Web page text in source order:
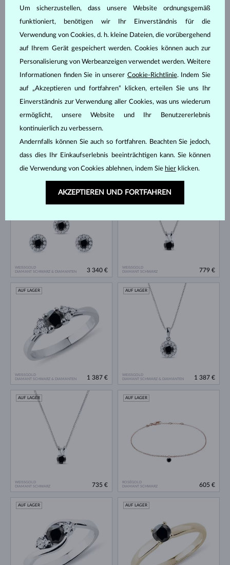
AUF LAGER AUF LAGER
WEISSGOLD
DIAMANT SCHWARZ & DIAMANTEN
3 340 €
WEISSGOLD
DIAMANT SCHWARZ
779 €
WEISSGOLD
DIAMANT SCHWARZ & DIAMANTEN
AUF LAGER
1 387 €
WEISSGOLD
DIAMANT SCHWARZ & DIAMANTEN
AUF LAGER
1 387 €
WEISSGOLD
DIAMANT SCHWARZ
AUF LAGER
735 €
ROSÉGOLD
DIAMANT SCHWARZ
AUF LAGER
605 €
AUF LAGER AUF LAGER
Um sicherzustellen, dass unsere Website ordnungsgemäß
funktioniert, benötigen wir Ihr Einverständnis für die
Verwendung von Cookies, d. h. kleine Dateien, die vorübergehend
auf Ihrem Gerät gespeichert werden. Cookies können auch zur
Personalisierung von Werbeanzeigen verwendet werden. Weitere
Informationen finden Sie in unserer Cookie-Richtlinie. Indem Sie
auf „Akzeptieren und fortfahren“ klicken, erteilen Sie uns Ihr
Einverständnis zur Verwendung aller Cookies, was uns wiederum
ermöglicht, unsere Website und Ihr Benutzererlebnis
kontinuierlich zu verbessern.
Andernfalls können Sie auch so fortfahren. Beachten Sie jedoch,
dass dies Ihr Einkaufserlebnis beeinträchtigen kann. Sie können
die Verwendung von Cookies ablehnen, indem Sie hier klicken.
AKZEPTIEREN UND FORTFAHREN